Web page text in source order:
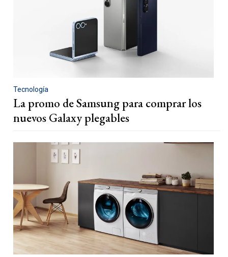
Tecnología
La promo de Samsung para comprar los
nuevos Galaxy plegables